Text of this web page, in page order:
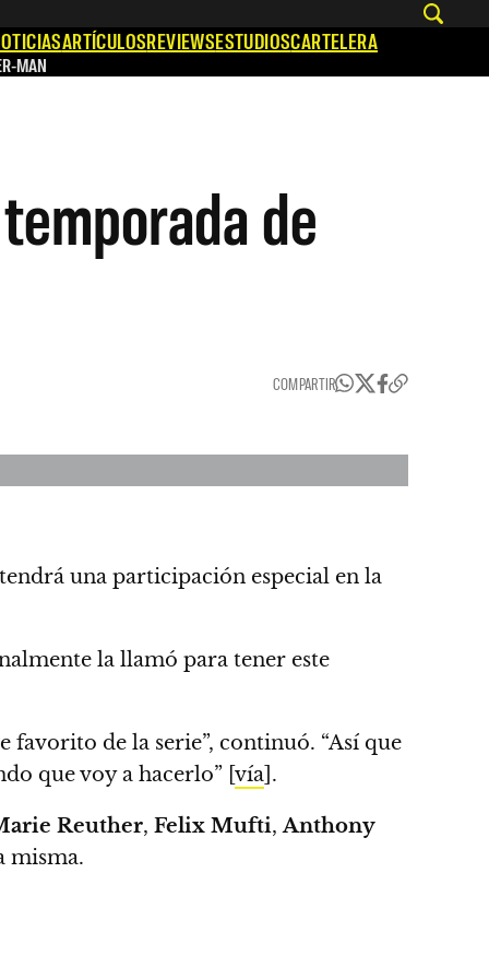
ARTÍCULOSREVIEWSESTUDIOSCARTELERA
MAN
de
COMPARTIR
una participación especial en la
la llamó para tener este
de la serie”, continuó. “Así que
que voy a hacerlo” vía ].
Reuther, Felix Mufti,Anthony
misma.